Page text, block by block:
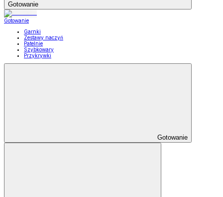
Gotowanie
Gotowanie
Garnki
Zestawy naczyń
Patelnie
Szybkowary
Przykrywki
Gotowanie